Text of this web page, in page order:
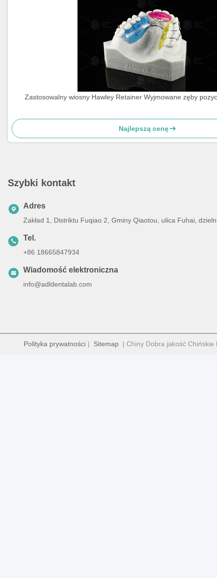
Zastosowalny wiosny Hawley Retainer Wyjmowane zęby
Najlepszą cenę
Szybki kontakt
Adres
Zakład 1, Distriktu Fuqiao 2, Gminy Qiaotou, ulica Fuhai,
Tel.
+86 18665847934
Wiadomość elektroniczna
info@adldentalab.com
Polityka prywatności | Sitemap | Chiny Dobra jakość